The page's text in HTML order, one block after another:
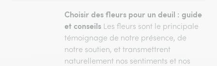
Choisir des fleurs pour un deuil : guide
et conseils Les fleurs sont le principale
témoignage de notre présence, de
notre soutien, et transmettrent
naturellement nos sentiments et nos